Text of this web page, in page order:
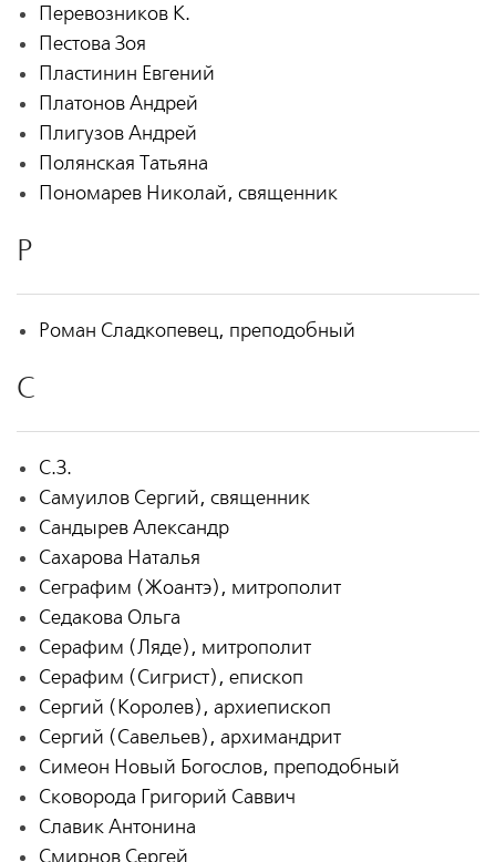
Перевозников К.
Пестова Зоя
Пластинин Евгений
Платонов Андрей
Плигузов Андрей
Полянская Татьяна
Пономарев Николай, священник
Р
Роман Сладкопевец, преподобный
С
С.З.
Самуилов Сергий, священник
Сандырев Александр
Сахарова Наталья
Сеграфим (Жоантэ), митрополит
Седакова Ольга
Серафим (Ляде), митрополит
Серафим (Сигрист), епископ
Сергий (Королев), архиепископ
Сергий (Савельев), архимандрит
Симеон Новый Богослов, преподобный
Сковорода Григорий Саввич
Славик Антонина
Смирнов Сергей